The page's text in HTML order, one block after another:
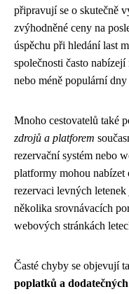
připravují se o skutečně
zvýhodněné ceny na
úspěchu při hledání last
společnosti často
nebo méně populární
Mnoho cestovatelů také
zdrojů a platforem
rezervační systém nebo
platformy mohou nabízet
rezervaci levných
několika srovnávacích
webových stránkách
Časté chyby se objevují
poplatků a